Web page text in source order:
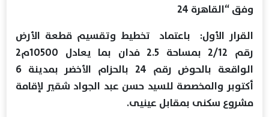
وفق “القاهرة 24
القرار الأول: باعتماد تخطيط وتقسيم قطعة الأرض
رقم 2/12 بمساحة 2.5 فدان بما يعادل 10500م2
الواقعة بالحوض رقم 24 بالحزام الأخضر بمدينة 6
أكتوبر والمخصصة للسيد حسن عبد الجواد شقير لإقامة
مشروع سكنى بمقابل عينيى.